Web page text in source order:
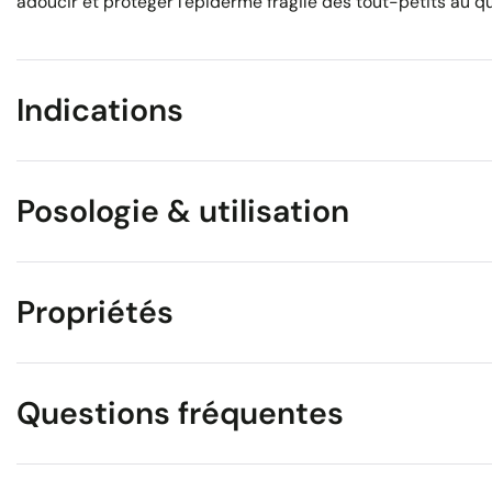
Indications
Posologie & utilisation
Propriétés
Questions fréquentes